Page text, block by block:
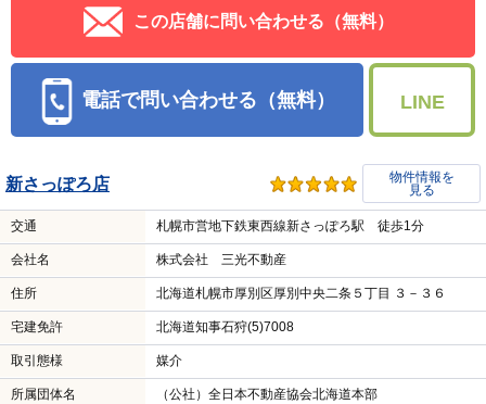
この店舗に問い合わせる（無料）
電話で問い合わせる（無料） LINE
新さっぽろ店
物件情報を
見る
交通 札幌市営地下鉄東西線新さっぽろ駅 徒歩1分
会社名 株式会社 三光不動産
住所 北海道札幌市厚別区厚別中央二条５丁目 ３－３６
宅建免許 北海道知事石狩(5)7008
取引態様 媒介
所属団体名 （公社）全日本不動産協会北海道本部